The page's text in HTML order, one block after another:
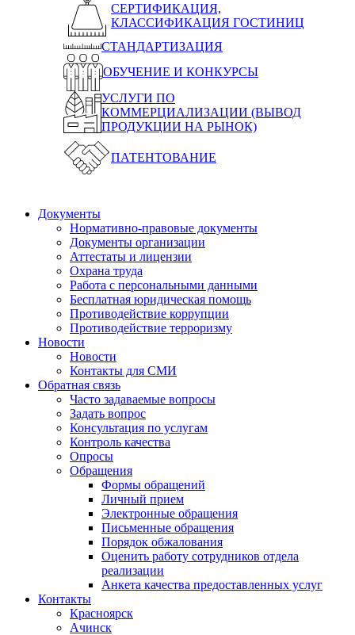
СЕРТИФИКАЦИЯ,
КЛАССИФИКАЦИЯ ГОСТИНИЦ
СТАНДАРТИЗАЦИЯ
ОБУЧЕНИЕ И КОНКУРСЫ
УСЛУГИ ПО
КОММЕРЦИАЛИЗАЦИИ (ВЫВОД
ПРОДУКЦИИ НА РЫНОК)
ПАТЕНТОВАНИЕ
Документы
Нормативно-правовые документы
Документы организации
Аттестаты и лицензии
Охрана труда
Работа с персональными данными
Бесплатная юридическая помощь
Противодействие коррупции
Противодействие терроризму
Новости
Новости
Контакты для СМИ
Обратная связь
Часто задаваемые вопросы
Задать вопрос
Консультация по услугам
Контроль качества
Опросы
Обращения
Формы обращений
Личный прием
Электронные обращения
Письменные обращения
Порядок обжалования
Оценить работу сотрудников отдела
реализации
Анкета качества предоставленных услуг
Контакты
Красноярск
Ачинск